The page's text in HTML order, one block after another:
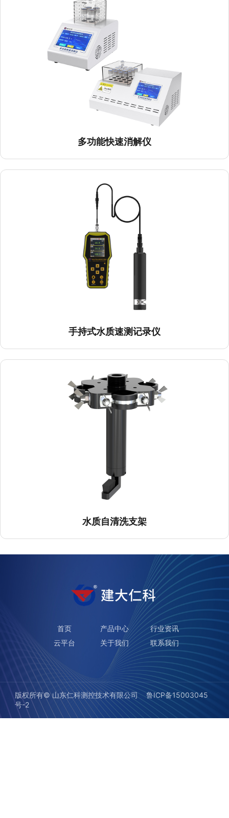
多功能快速消解仪
手持式水质速测记录仪
水质自清洗支架
首页 产品中心
行业资讯
云平台
关于我们 联系我们
版权所有©️ 山东仁科测控技术有限公司鲁ICP备15003045
号-2